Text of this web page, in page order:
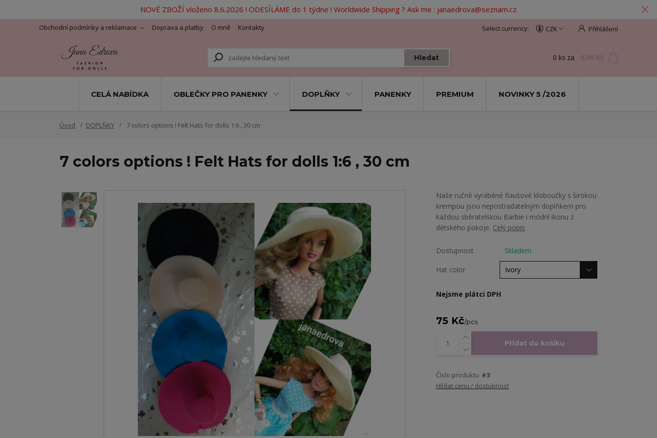
NOVÉ ZBOŽÍ vloženo 8.6.2026 ! ODESÍLÁME do 1 týdne ! Worldwide Shipping ? Ask me : janaedrova@seznam.cz
Obchodní podmínky a reklamace Doprava a platby O mně Kontakty CZK Přihlášení
Hledat 0 ks za
CELÁ NABÍDKA OBLEČKY PRO PANENKY DOPLŇKY PANENKY PREMIUM NOVINKY 5 /2026
Úvod DOPLŇKY 7 colors options ! Felt Hats for dolls 1:6 , 30 cm
7 colors options ! Felt Hats for dolls 1:6 , 30 cm
Naše ručně vyráběné flaušové kloboučky s širokou
krempou jsou nepostradatelným doplňkem pro
každou sběratelskou Barbie i módní ikonu z
dětského pokoje. Celý popis
Dostupnost Skladem
Hat color
Nejsme plátci DPH
75 Kč/pcs
Přidat do košíku
Číslo produktu #3
Hlídat cenu / dostupnost